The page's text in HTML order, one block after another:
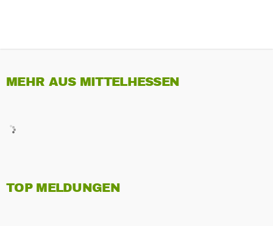
MEHR AUS MITTELHESSEN
TOP MELDUNGEN